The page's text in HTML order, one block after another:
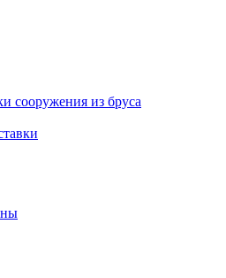
сооружения из бруса